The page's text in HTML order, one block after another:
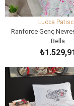
Luoca
Ranforce Genç
Bella
SEPETE